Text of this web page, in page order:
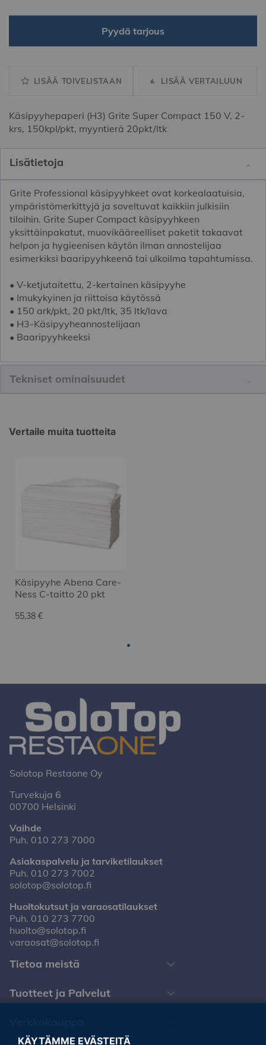
Pyydä tarjous
LISÄÄ TOIVELISTAAN LISÄÄ VERTAILUUN
Käsipyyhepaperi (H3) Grite Super Compact 150 V, 2-
krs, 150kpl/pkt, myyntierä 20pkt/ltk
Lisätietoja
Grite Professional käsipyyhkeet ovat korkealaatuisia,
ympäristömerkittyjä ja soveltuvat kaikkiin julkisiin
tiloihin. Grite Super Compact käsipyyhkeen
yksittäinpakatut, muovikääreelliset paketit takaavat
helpon ja hygieenisen käytön ilman annostelijaa
esimerkiksi baaripyyhkeenä tai ulkoilma tapahtumissa.
• V-ketjutaitettu, 2-kertainen käsipyyhe
• Imukykyinen ja riittoisa käytössä
• 150 ark/pkt, 20 pkt/ltk, 35 ltk/lava
• H3-Käsipyyheannostelijaan
• Baaripyyhkeeksi
Tekniset ominaisuudet
Vertaile muita tuotteita
Käsipyyhe Abena Care-
Ness C-taitto 20 pkt
55,38 €
Solotop Restaone Oy
Turvekuja 6
00700 Helsinki
Vaihde
Puh. 010 273 7000
Asiakaspalvelu ja tarviketilaukset
Puh. 010 273 7002
solotop@solotop.fi
Huoltokutsut ja varaosatilaukset
Puh. 010 273 7700
huolto@solotop.fi
varaosat@solotop.fi
Tietoa meistä
Tuotteet ja Palvelut
KÄYTÄMME EVÄSTEITÄ